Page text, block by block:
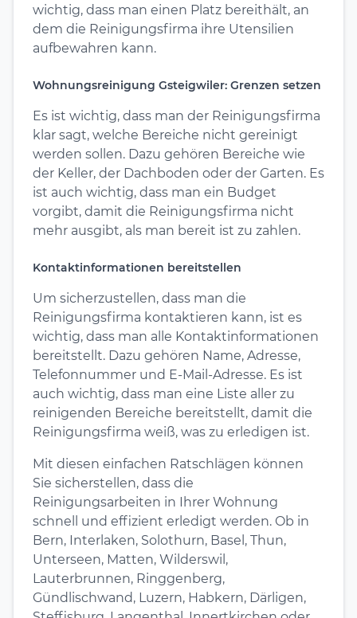
wichtig, dass man einen Platz bereithält, an
dem die Reinigungsfirma ihre Utensilien
aufbewahren kann.
Wohnungsreinigung Gsteigwiler: Grenzen setzen
Es ist wichtig, dass man der Reinigungsfirma
klar sagt, welche Bereiche nicht gereinigt
werden sollen. Dazu gehören Bereiche wie
der Keller, der Dachboden oder der Garten. Es
ist auch wichtig, dass man ein Budget
vorgibt, damit die Reinigungsfirma nicht
mehr ausgibt, als man bereit ist zu zahlen.
Kontaktinformationen bereitstellen
Um sicherzustellen, dass man die
Reinigungsfirma kontaktieren kann, ist es
wichtig, dass man alle Kontaktinformationen
bereitstellt. Dazu gehören Name, Adresse,
Telefonnummer und E-Mail-Adresse. Es ist
auch wichtig, dass man eine Liste aller zu
reinigenden Bereiche bereitstellt, damit die
Reinigungsfirma weiß, was zu erledigen ist.
Mit diesen einfachen Ratschlägen können
Sie sicherstellen, dass die
Reinigungsarbeiten in Ihrer Wohnung
schnell und effizient erledigt werden. Ob in
Bern, Interlaken, Solothurn, Basel, Thun,
Unterseen, Matten, Wilderswil,
Lauterbrunnen, Ringgenberg,
Gündlischwand, Luzern, Habkern, Därligen,